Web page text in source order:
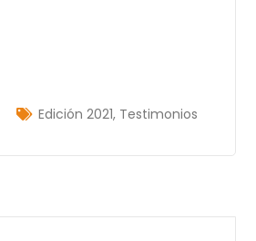
Edición 2021, Testimonios